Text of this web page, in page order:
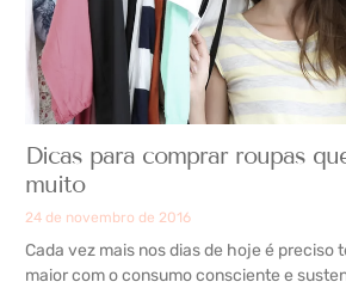
Dicas para comprar roupas
muito
24 de novembro de 2016
Cada vez mais nos dias de hoje é preciso
maior com o consumo consciente e